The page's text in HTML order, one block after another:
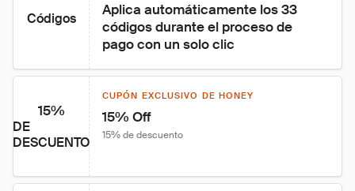
Códigos
Aplica automáticamente los 33
códigos durante el proceso de
pago con un solo clic
15%
DE
DESCUENTO
CUPÓN EXCLUSIVO DE HONEY
15% Off
15% de descuento